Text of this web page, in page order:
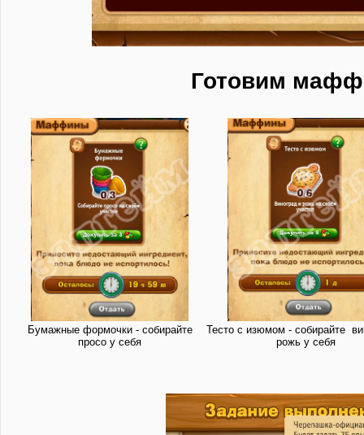
Готовим
Бумажные формочки - собирайте
просо у себя
Тесто с изюмом - собирайте
рожь у себя